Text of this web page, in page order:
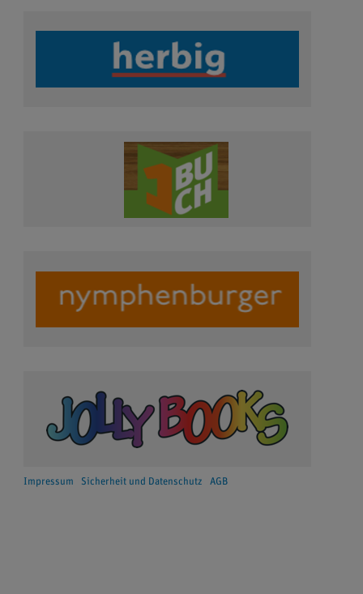
Impressum Sicherheit und Datenschutz AGB